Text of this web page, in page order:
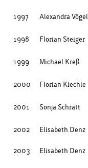
1997 Alexandra Vögel
1998 Florian Steiger
1999 Michael Kreß
2000 Florian Kiechle
2001 Sonja Schratt
2002 Elisabeth Denz
2003 Elisabeth Denz